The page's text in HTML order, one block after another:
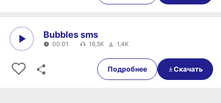
00:01
Bubbles sms
00:01 16,5K 1,4K
Подробнее Скачать